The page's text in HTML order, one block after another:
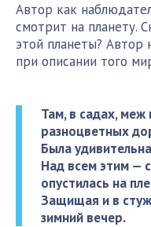
Автор как
смотрит на планету.
этой планеты? Автор
при описании того
Там, в садах,
разноцветных
Была
Над всем этим —
опустилась на
Защищая и в
зимний вечер.